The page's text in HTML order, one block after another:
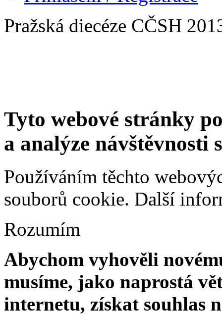
Pražská diecéze CČSH
Tyto webové stránky
a analýze návštěvnosti
Používáním těchto
souborů cookie. Další
Rozumím
Abychom vyhověli
musíme, jako naprostá
internetu, získat souhlas